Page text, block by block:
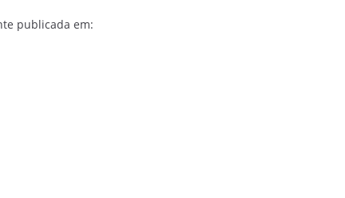
publicada em: